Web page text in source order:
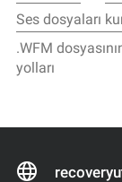
Ses dosyaları
.WFM
yolları